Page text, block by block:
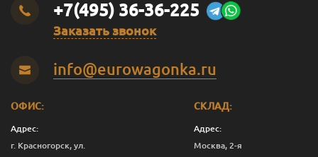
+7(495) 36-36-225
Заказать звонок
info@eurowagonka.ru
ОФИС:
Адрес:
г. Красногорск, ул.
СКЛАД:
Адрес:
Москва, 2-я